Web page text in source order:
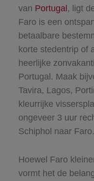
van Portugal, ligt
Faro is een
betaalbare
korte stedentrip of
heerlijke
Portugal. Maak
Tavira, Lagos,
kleurrijke
ongeveer 3 uur
Schiphol naar Faro.
Hoewel Faro
vormt het de